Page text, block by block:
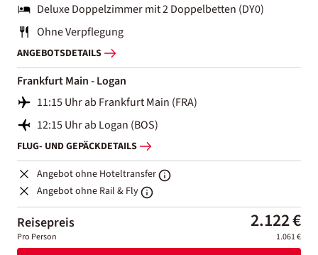
Deluxe Doppelzimmer mit 2 Doppelbetten (DY0)
Ohne Verpflegung
ANGEBOTSDETAILS
Frankfurt Main - Logan
11:15 Uhr ab Frankfurt Main (FRA)
12:15 Uhr ab Logan (BOS)
FLUG- UND GEPÄCKDETAILS
Angebot ohne Hoteltransfer
Angebot ohne Rail & Fly
Reisepreis 2.122 €
Pro Person 1.061 €